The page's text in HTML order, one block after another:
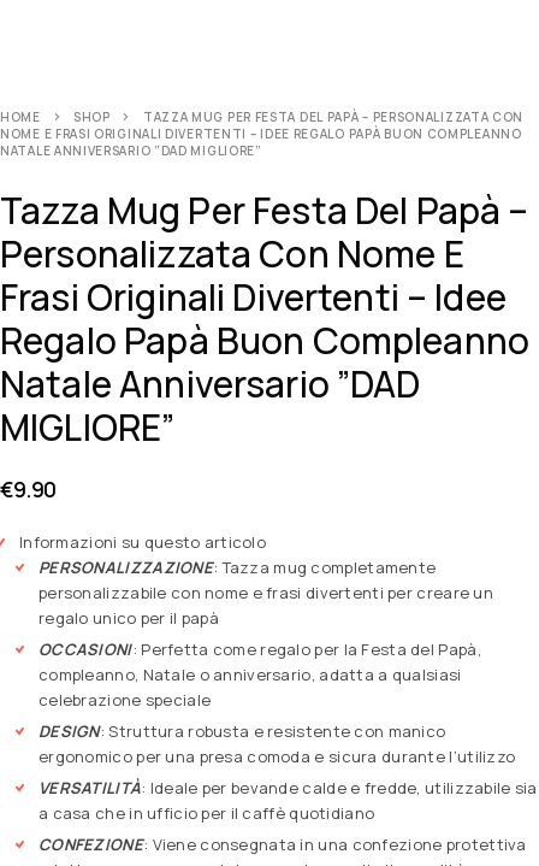
HOME SHOP
TAZZA MUG PER FESTA DEL PAPÀ – PERSONALIZZATA CON
NOME E FRASI ORIGINALI DIVERTENTI – IDEE REGALO PAPÀ BUON COMPLEANNO
NATALE ANNIVERSARIO ”DAD MIGLIORE”
Tazza Mug Per Festa Del Papà –
Personalizzata Con Nome E
Frasi Originali Divertenti – Idee
Regalo Papà Buon Compleanno
Natale Anniversario ”DAD
MIGLIORE”
€9.90
Informazioni su questo articolo
PERSONALIZZAZIONE: Tazza mug completamente
personalizzabile con nome e frasi divertenti per creare un
regalo unico per il papà
OCCASIONI: Perfetta come regalo per la Festa del Papà,
compleanno, Natale o anniversario, adatta a qualsiasi
celebrazione speciale
DESIGN: Struttura robusta e resistente con manico
ergonomico per una presa comoda e sicura durante l’utilizzo
VERSATILITÀ: Ideale per bevande calde e fredde, utilizzabile sia
a casa che in ufficio per il caffè quotidiano
CONFEZIONE: Viene consegnata in una confezione protettiva